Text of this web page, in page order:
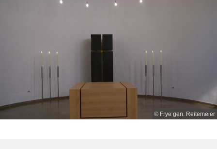
© Frye gen. Reitemeier